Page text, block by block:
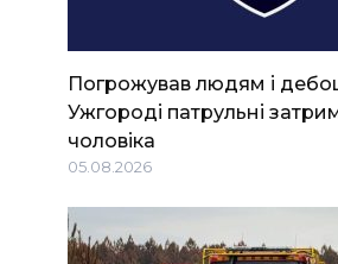
Погрожував людям і
Ужгороді патрульні
чоловіка
05.08.2026